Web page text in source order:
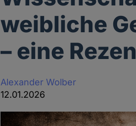
weibliche
– eine
Alexander Wolber
12.01.2026